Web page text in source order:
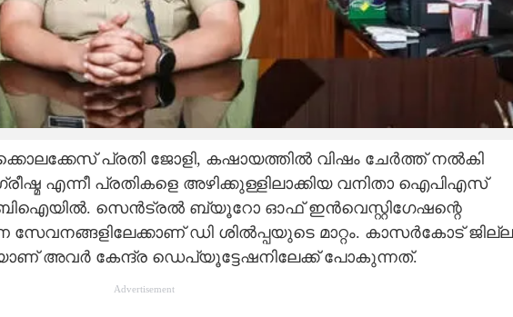
പ്രതി ജോളി, കഷായത്തില്‍ വിഷം ചേര്‍ത്ത് നല്‍കി
എന്നീ പ്രതികളെ അഴിക്കുള്ളിലാക്കിയ വനിതാ ഐപിഎസ്
സെന്‍ട്രല്‍ ബ്യൂറോ ഓഫ് ഇന്‍വെസ്റ്റിഗേഷന്റെ
ഡി ശില്‍പ്പയുടെ മാറ്റം. കാസര്‍കോട്
അവര്‍ കേന്ദ്ര ഡെപ്യൂട്ടേഷനിലേക്ക് പോകുന്നത്.
Advertisement